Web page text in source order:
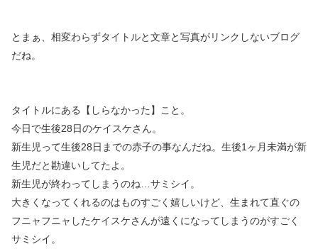
とまぁ、相変わらずタイトルと文章と写真がリンクしないブログ
だね。
タイトルにある【しらなかった】こと。
今日で生後28日のケイスケさん。
新生児って生後28日までの赤子の事なんだね。生後1ヶ月未満が新
生児だと勘違いしてたよ。
新生児が終わってしまうのね…サミシイ。
大きくなってくれるのはものすごく嬉しいけど、生まれて直ぐの
フニャフニャしたケイスケさんが遠くになってしまうのがすごく
サミシイ。